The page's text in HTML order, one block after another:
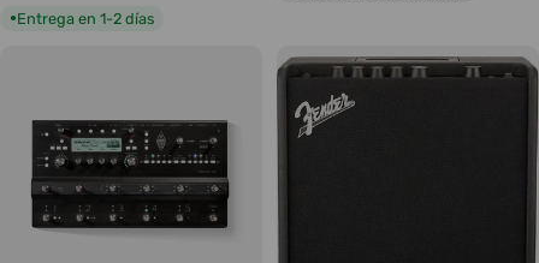
●Entrega en 1-2 días